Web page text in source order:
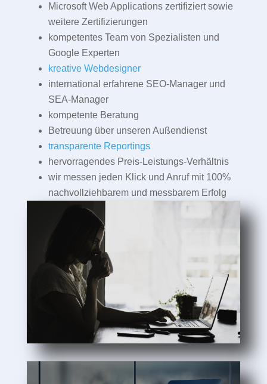
Microsoft Web Applications zertifiziert sowie
weitere Zertifizierungen
kompetentes Team von Spezialisten und
Google Experten
kreative Webdesigner
international erfahrene SEO-Manager und
SEA-Manager
kompetente Beratung
Betreuung über unseren Außendienst
transparente Reportings
hervorragendes Preis-Leistungs-Verhältnis
wir messen jeden Klick und Anruf mit 100%
nachvollziehbarem und messbarem Erfolg